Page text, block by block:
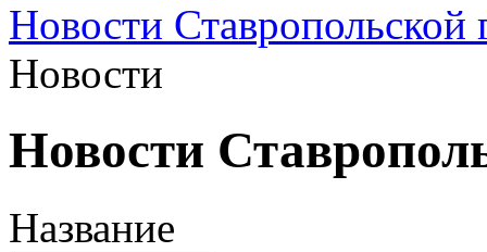
Новости
Новости
Новости
Название